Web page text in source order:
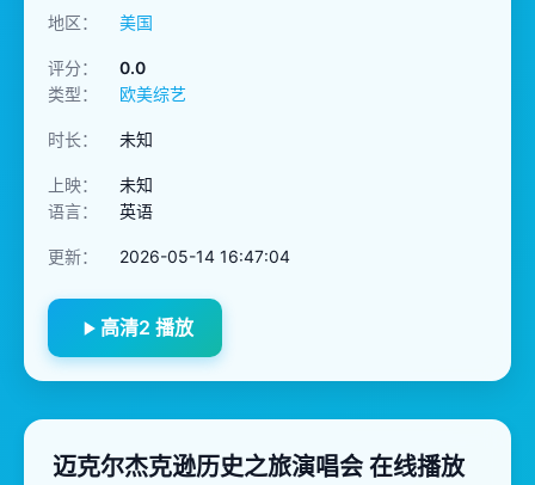
地区： 美国
评分：
0.0
类型：
欧美综艺
时长： 未知
上映：
未知
语言：
英语
更新： 2026-05-14 16:47:04
高清2 播放
迈克尔杰克逊历史之旅演唱会 在线播放